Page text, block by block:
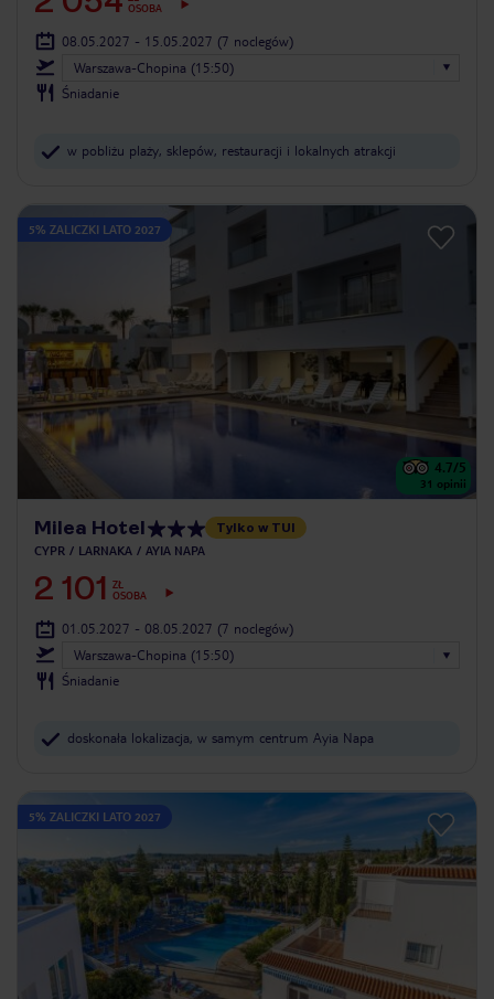
OSOBA
08.05.2027 - 15.05.2027 (7 noclegów)
Warszawa-Chopina (15:50)
Śniadanie
w pobliżu plaży, sklepów, restauracji i lokalnych atrakcji
5% ZALICZKI LATO 2027
4.7/5
31 opinii
Milea Hotel Tylko w TUI
CYPR LARNAKA AYIA NAPA
2 101
ZŁ
OSOBA
01.05.2027 - 08.05.2027 (7 noclegów)
Warszawa-Chopina (15:50)
Śniadanie
doskonała lokalizacja, w samym centrum Ayia Napa
5% ZALICZKI LATO 2027